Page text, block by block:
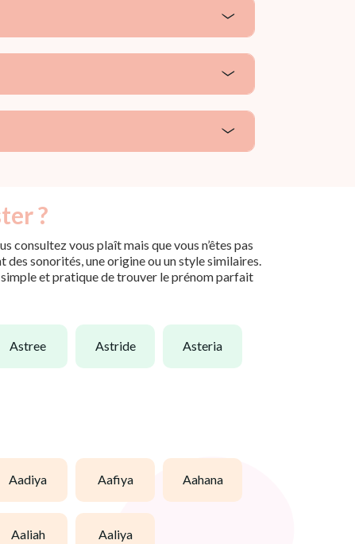
?
consultez vous plaît mais que vous n’êtes pas
sonorités, une origine ou un style similaires.
et pratique de trouver le prénom parfait
astree astride asteria
aadiya aafiya aahana
aaliah aaliya